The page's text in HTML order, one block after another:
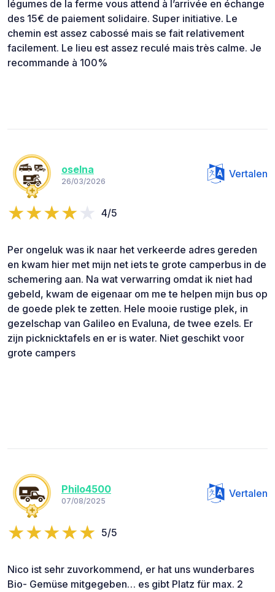
légumes de la ferme vous attend à l’arrivée en échange
des 15€ de paiement solidaire. Super initiative. Le
chemin est assez cabossé mais se fait relativement
facilement. Le lieu est assez reculé mais très calme. Je
recommande à 100%
oselna
26/03/2026
Vertalen
4/5
Per ongeluk was ik naar het verkeerde adres gereden
en kwam hier met mijn net iets te grote camperbus in de
schemering aan. Na wat verwarring omdat ik niet had
gebeld, kwam de eigenaar om me te helpen mijn bus op
de goede plek te zetten. Hele mooie rustige plek, in
gezelschap van Galileo en Evaluna, de twee ezels. Er
zijn picknicktafels en er is water. Niet geschikt voor
grote campers
Philo4500
07/08/2025
Vertalen
5/5
Nico ist sehr zuvorkommend, er hat uns wunderbares
Bio- Gemüse mitgegeben… es gibt Platz für max. 2